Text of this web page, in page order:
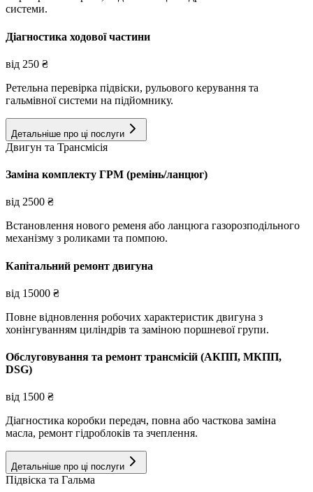
системи.
Діагностика ходової частини
від 250 ₴
Ретельна перевірка підвіски, рульового керування та
гальмівної системи на підйомнику.
Детальніше про ці послуги
Двигун та Трансмісія
Заміна комплекту ГРМ (ремінь/ланцюг)
від 2500 ₴
Встановлення нового ременя або ланцюга газорозподільного
механізму з роликами та помпою.
Капітальний ремонт двигуна
від 15000 ₴
Повне відновлення робочих характеристик двигуна з
хонінгуванням циліндрів та заміною поршневої групи.
Обслуговування та ремонт трансмісій (АКПП, МКПП,
DSG)
від 1500 ₴
Діагностика коробки передач, повна або часткова заміна
масла, ремонт гідроблоків та зчеплення.
Детальніше про ці послуги
Підвіска та Гальма